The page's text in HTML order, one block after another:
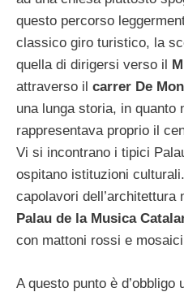
questo percorso
classico giro turistico, la
quella di dirigersi verso il
attraverso il carrer De
una lunga storia, in quanto
rappresentava proprio il
Vi si incontrano i tipici
ospitano istituzioni
capolavori dell’architettura
Palau de la Musica
con mattoni rossi e
A questo punto è d’obbligo